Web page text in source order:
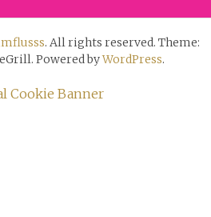
. All rights reserved. Theme:
Powered byWordPress.
Cookie Banner